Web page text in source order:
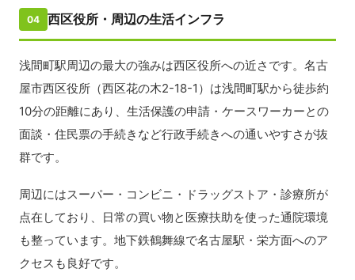
04 西区役所・周辺の生活インフラ
浅間町駅周辺の最大の強みは西区役所への近さです。名古
屋市西区役所（西区花の木2-18-1）は浅間町駅から徒歩約
10分の距離にあり、生活保護の申請・ケースワーカーとの
面談・住民票の手続きなど行政手続きへの通いやすさが抜
群です。
周辺にはスーパー・コンビニ・ドラッグストア・診療所が
点在しており、日常の買い物と医療扶助を使った通院環境
も整っています。地下鉄鶴舞線で名古屋駅・栄方面へのア
クセスも良好です。